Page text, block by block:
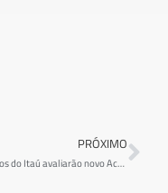
PRÓXIMO
Bancários do Itaú avaliarão novo Acordo Coletivo em assembleias a serem realizadas no dia 13 de janeiro